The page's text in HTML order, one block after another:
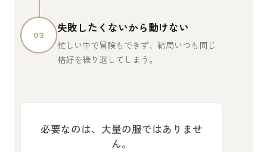
03
失敗したくないから動けない
忙しい中で冒険もできず、結局いつも同じ
格好を繰り返してしまう。
必要なのは、大量の服ではありませ
ん。